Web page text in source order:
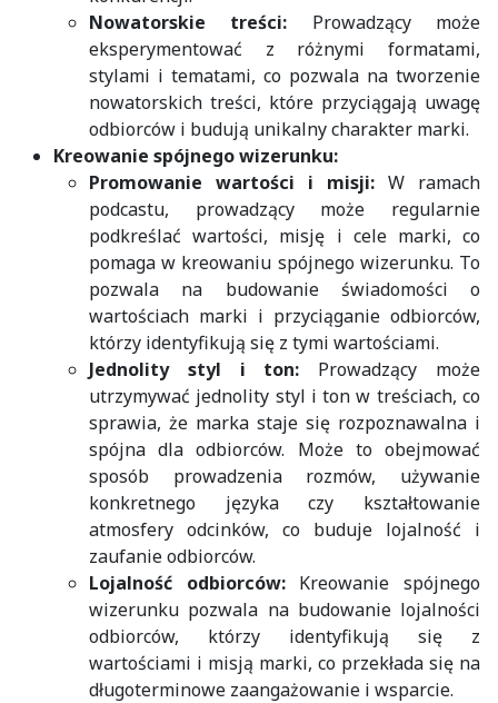
Nowatorskie treści: Prowadzący może
eksperymentować z różnymi formatami,
stylami i tematami, co pozwala na tworzenie
nowatorskich treści, które przyciągają uwagę
odbiorców i budują unikalny charakter marki.
Kreowanie spójnego wizerunku:
Promowanie wartości i misji: W ramach
podcastu, prowadzący może regularnie
podkreślać wartości, misję i cele marki, co
pomaga w kreowaniu spójnego wizerunku. To
pozwala na budowanie świadomości o
wartościach marki i przyciąganie odbiorców,
którzy identyfikują się z tymi wartościami.
Jednolity styl i ton: Prowadzący może
utrzymywać jednolity styl i ton w treściach, co
sprawia, że marka staje się rozpoznawalna i
spójna dla odbiorców. Może to obejmować
sposób prowadzenia rozmów, używanie
konkretnego języka czy kształtowanie
atmosfery odcinków, co buduje lojalność i
zaufanie odbiorców.
Lojalność odbiorców:Kreowanie spójnego
wizerunku pozwala na budowanie lojalności
odbiorców, którzy identyfikują się z
wartościami i misją marki, co przekłada się na
długoterminowe zaangażowanie i wsparcie.